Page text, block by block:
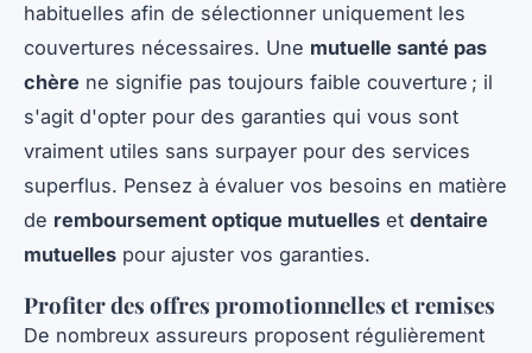
habituelles afin de sélectionner uniquement les
couvertures nécessaires. Une mutuelle santé pas
chère ne signifie pas toujours faible couverture ; il
s'agit d'opter pour des garanties qui vous sont
vraiment utiles sans surpayer pour des services
superflus. Pensez à évaluer vos besoins en matière
de remboursement optique mutuelles et dentaire
mutuelles pour ajuster vos garanties.
Profiter des offres promotionnelles et remises
De nombreux assureurs proposent régulièrement